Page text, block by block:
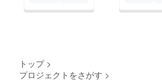
トップ >
プロジェクトをさがす >